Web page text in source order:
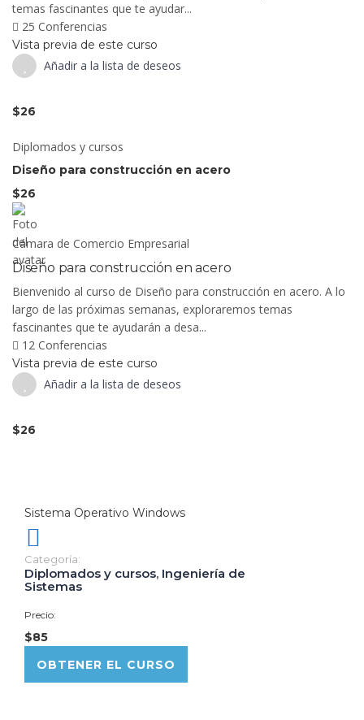
temas fascinantes que te ayudar...
25 Conferencias
Vista previa de este curso
Añadir a la lista de deseos
$26
Diplomados y cursos
Diseño para construcción en acero
$26
Cámara de Comercio Empresarial
Diseño para construcción en acero
Bienvenido al curso de Diseño para construcción en acero. A lo
largo de las próximas semanas, exploraremos temas
fascinantes que te ayudarán a desa...
12 Conferencias
Vista previa de este curso
Añadir a la lista de deseos
$26
Sistema Operativo Windows
Categoría:
Diplomados y cursos, Ingeniería de
Sistemas
Precio:
$85
OBTENER EL CURSO